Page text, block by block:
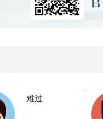
难过